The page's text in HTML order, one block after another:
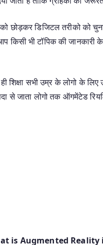
को छोड़कर डिजिटल तरीको को
आप किसी भी टॉपिक की
सभी उम्र के लोगो के लिए
से जाता लोगो तक ऑगमेंटेड
is Augmented Reality